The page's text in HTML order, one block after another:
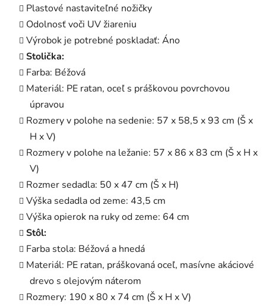
Plastové nastaviteľné nožičky
Odolnosť voči UV žiareniu
Výrobok je potrebné poskladať: Áno
Stolička:
Farba: Béžová
Materiál: PE ratan, oceľ s práškovou povrchovou
úpravou
Rozmery v polohe na sedenie: 57 x 58,5 x 93 cm (Š x
H x V)
Rozmery v polohe na ležanie: 57 x 86 x 83 cm (Š x H x
V)
Rozmer sedadla: 50 x 47 cm (Š x H)
Výška sedadla od zeme: 43,5 cm
Výška opierok na ruky od zeme: 64 cm
Stôl:
Farba stola: Béžová a hnedá
Materiál: PE ratan, práškovaná oceľ, masívne akáciové
drevo s olejovým náterom
Rozmery: 190 x 80 x 74 cm (Š x H x V)